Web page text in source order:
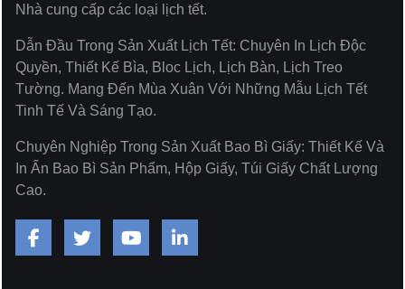
Nhà cung cấp các loại lịch tết.
Dẫn Đầu Trong Sản Xuất Lịch Tết: Chuyên In Lịch Độc
Quyền, Thiết Kế Bìa, Bloc Lịch, Lịch Bàn, Lịch Treo
Tường. Mang Đến Mùa Xuân Với Những Mẫu Lịch Tết
Tinh Tế Và Sáng Tạo.
Chuyên Nghiệp Trong Sản Xuất Bao Bì Giấy: Thiết Kế Và
In Ấn Bao Bì Sản Phẩm, Hộp Giấy, Túi Giấy Chất Lượng
Cao.